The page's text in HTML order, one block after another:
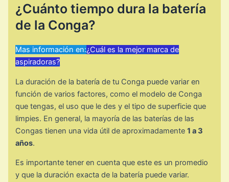
¿Cuánto tiempo dura la batería
de la Conga?
Mas información en:¿Cuál es la mejor marca de
aspiradoras?
La duración de la batería de tu Conga puede variar en
función de varios factores, como el modelo de Conga
que tengas, el uso que le des y el tipo de superficie que
limpies. En general, la mayoría de las baterías de las
Congas tienen una vida útil de aproximadamente1 a 3
años.
Es importante tener en cuenta que este es un promedio
y que la duración exacta de la batería puede variar.